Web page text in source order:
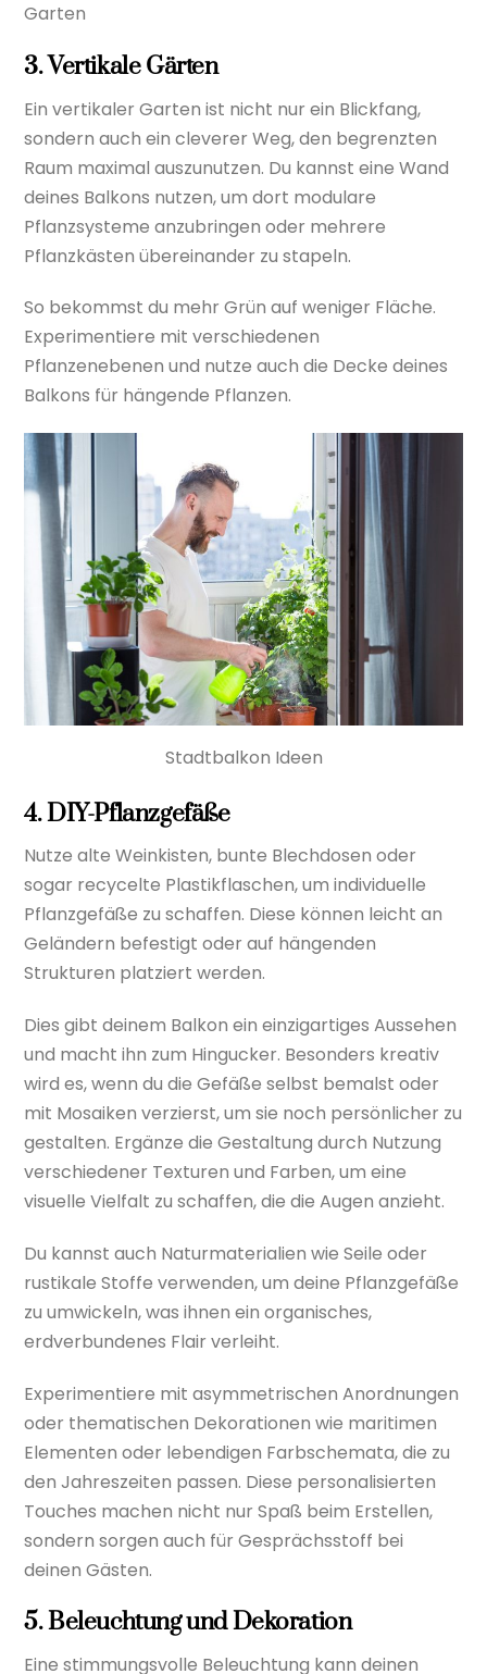
Garten
3. Vertikale Gärten
Ein vertikaler Garten ist nicht nur ein Blickfang,
sondern auch ein cleverer Weg, den begrenzten
Raum maximal auszunutzen. Du kannst eine Wand
deines Balkons nutzen, um dort modulare
Pflanzsysteme anzubringen oder mehrere
Pflanzkästen übereinander zu stapeln.
So bekommst du mehr Grün auf weniger Fläche.
Experimentiere mit verschiedenen
Pflanzenebenen und nutze auch die Decke deines
Balkons für hängende Pflanzen.
Stadtbalkon Ideen
4. DIY-Pflanzgefäße
Nutze alte Weinkisten, bunte Blechdosen oder
sogar recycelte Plastikflaschen, um individuelle
Pflanzgefäße zu schaffen. Diese können leicht an
Geländern befestigt oder auf hängenden
Strukturen platziert werden.
Dies gibt deinem Balkon ein einzigartiges Aussehen
und macht ihn zum Hingucker. Besonders kreativ
wird es, wenn du die Gefäße selbst bemalst oder
mit Mosaiken verzierst, um sie noch persönlicher zu
gestalten. Ergänze die Gestaltung durch Nutzung
verschiedener Texturen und Farben, um eine
visuelle Vielfalt zu schaffen, die die Augen anzieht.
Du kannst auch Naturmaterialien wie Seile oder
rustikale Stoffe verwenden, um deine Pflanzgefäße
zu umwickeln, was ihnen ein organisches,
erdverbundenes Flair verleiht.
Experimentiere mit asymmetrischen Anordnungen
oder thematischen Dekorationen wie maritimen
Elementen oder lebendigen Farbschemata, die zu
den Jahreszeiten passen. Diese personalisierten
Touches machen nicht nur Spaß beim Erstellen,
sondern sorgen auch für Gesprächsstoff bei
deinen Gästen.
5. Beleuchtung und Dekoration
Eine stimmungsvolle Beleuchtung kann deinen